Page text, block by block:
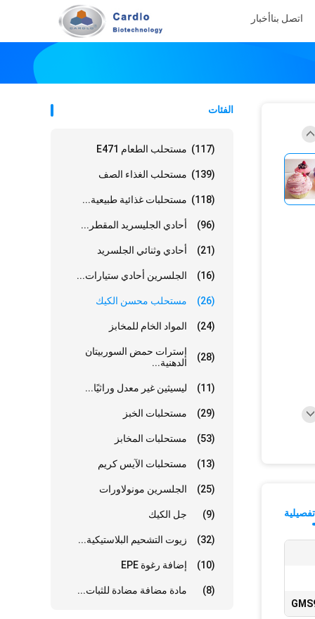
اتصل بناأخبار
الفئات
مستحلب الطعام E471 (117)
مستحلب الغذاء الصف (139)
مستحلبات غذائية طبيعية... (118)
أحادي الجليسريد المقطر... (96)
أحادي وثنائي الجلسريد (21)
الجلسرين أحادي ستيارات... (16)
مستحلب محسن الكيك (26)
المواد الخام للمخابز (24)
إسترات حمض السوربيتان
الدهنية...
(28)
ليسيثين غير معدل وراثيًا... (11)
مستحلبات الخبز (29)
مستحلبات المخابز (53)
مستحلبات الآيس كريم (13)
الجلسرين مونولاورات (25)
جل الكيك (9)
زيوت التشحيم البلاستيكية... (32)
إضافة رغوة EPE (10)
مادة مضافة مضادة للثبات... (8)